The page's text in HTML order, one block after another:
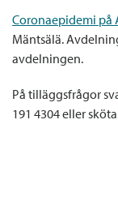
Coronaepidemi
Mäntsälä.
avdelningen.
På tilläggsfrågor
191 4304 eller